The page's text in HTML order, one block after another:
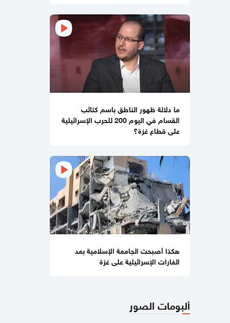
12:08 مساءاً
ترامب "غير راض" عن المقترحات الإيرانية
لإبرام اتفاق
12:07 مساءاً
تقديرات عسكرية إسرائيلية تشكك بقدرة
العملية البرية على وقف تهديد مسيّرات
12:01 مساءاً
"كاسر خطة الجنرالات".. معلومات تُنشر
بشمال قطاع غزة
غارات أميركية قرب بندر عباس وإيران
تعلن استهداف قاعدة أميركية
11:56 صباحا
حماس تحذّر: حكومة الاحتلال تسعى
11:45 صباحا
ما دلالة ظهور الناطق باسم كتائب
القسام في اليوم 200 للحرب الإسرائيلية
على قطاع غزة؟
هكذا أصبحت الجامعة الإسلامية بعد
الغارات الإسرائيلية على غزة
ألبومات الصور